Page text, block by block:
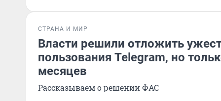
СТРАНА И МИР
Власти решили отложить
пользования Telegram, но
месяцев
Рассказываем о решении ФАС